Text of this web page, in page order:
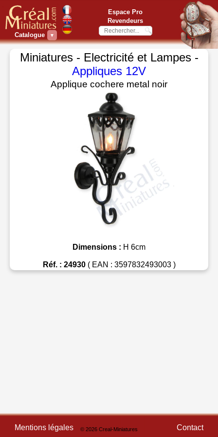
Catalogue ▼
Espace Pro
Revendeurs
Miniatures - Electricité et Lampes -
Appliques 12V
Applique cochere metal noir
Dimensions : H 6cm
Réf. : 24930( EAN : 3597832493003 )
Mentions légales © 2026 Creal-Miniatures Contact